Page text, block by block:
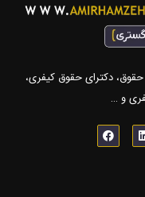
دکترای حقوق کیفری،
و …
L
i
n
F
a
c